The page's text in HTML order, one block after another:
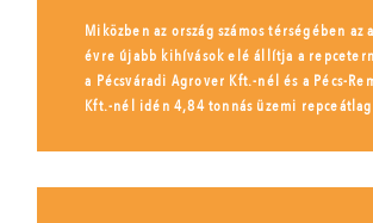
Miközben az ország számos térségében az
évre újabb kihívások elé állítja a
a Pécsváradi Agrover Kft.-nél és a Pécs-
Kft.-nél idén 4,84 tonnás üzemi